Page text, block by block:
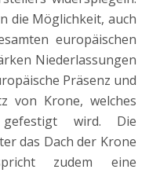
die Möglichkeit, auch
europäischen
Niederlassungen
Präsenz und
von Krone, welches
wird. Die
das Dach der Krone
zudem eine